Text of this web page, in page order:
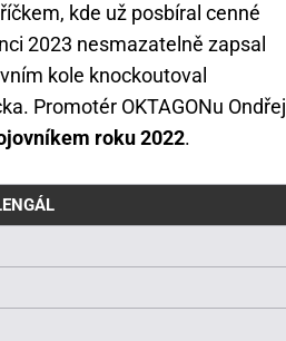
kde už posbíral cenné
2023 nesmazatelně zapsal
kole knockoutoval
Promotér OKTAGONu Ondřej
roku 2022.